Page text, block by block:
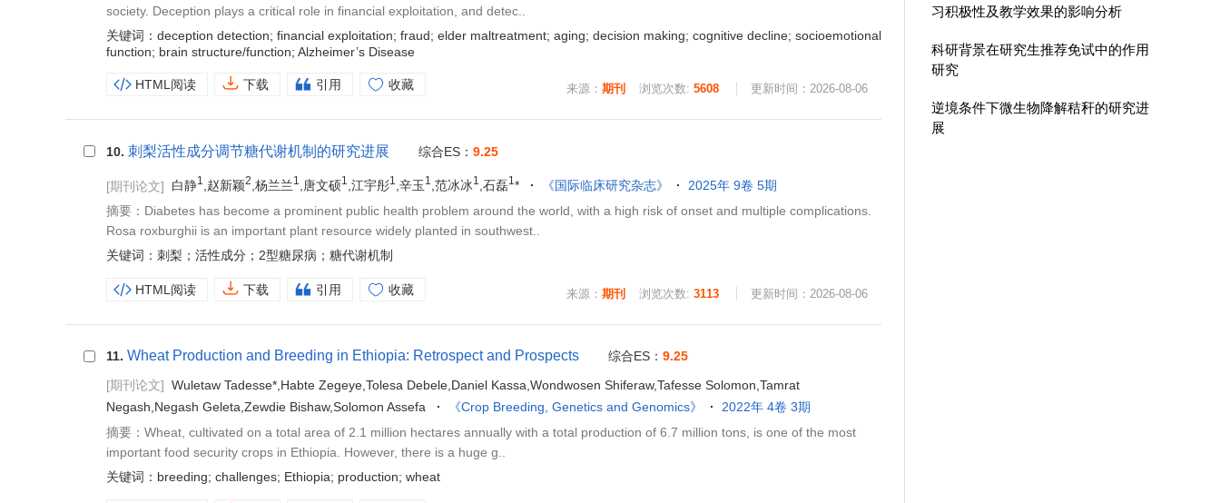
习积极性及教学效果的影响分析
科研背景在研究生推荐免试中的作用
研究
逆境条件下微生物降解秸秆的研究进
展
society. Deception plays a critical role in financial exploitation, and detec..
关键词：deception detection; financial exploitation; fraud; elder maltreatment; aging; decision making; cognitive decline; socioemotional
function; brain structure/function; Alzheimer’s Disease
来源： 期刊 浏览次数: 5608 更新时间：2026-08-06
HTML阅读 下载 引用 收藏
10. 刺梨活性成分调节糖代谢机制的研究进展 综合ES： 9.25
[期刊论文] 白静1,赵新颖2,杨兰兰1,唐文硕1,江宇彤1,辛玉 1,范冰冰1,石磊1* 《国际临床研究杂志》
2025年 9卷 5期
摘要：Diabetes has become a prominent public health problem around the world, with a high risk of onset and multiple complications.
Rosa roxburghii is an important plant resource widely planted in southwest..
关键词：刺梨；活性成分；2型糖尿病；糖代谢机制
来源： 期刊 浏览次数: 3113 更新时间：2026-08-06
HTML阅读 下载 引用 收藏
11. Wheat Production and Breeding in Ethiopia: Retrospect and Prospects 综合ES： 9.25
[期刊论文] Wuletaw Tadesse*,Habte Zegeye,Tolesa Debele,Daniel Kassa,Wondwosen Shiferaw,Tafesse Solomon,Tamrat
Negash,Negash Geleta,Zewdie Bishaw,Solomon Assefa
《Crop Breeding, Genetics and Genomics》
2022年 4卷 3期
摘要：Wheat, cultivated on a total area of 2.1 million hectares annually with a total production of 6.7 million tons, is one of the most
important food security crops in Ethiopia. However, there is a huge g..
关键词：breeding; challenges; Ethiopia; production; wheat